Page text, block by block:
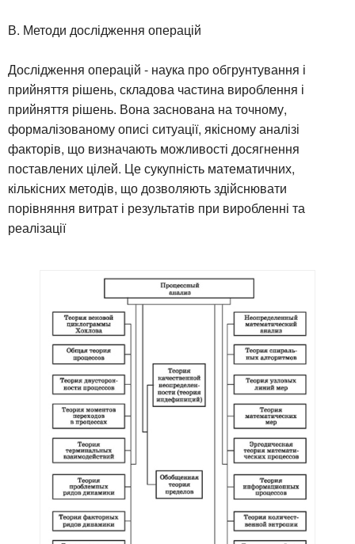
В. Методи дослідження операцій
Дослідження операцій - наука про обгрунтування і
прийняття рішень, складова частина вироблення і
прийняття рішень. Вона заснована на точному,
формалізованому описі ситуації, якісному аналізі
факторів, що визначають можливості досягнення
поставлених цілей. Це сукупність математичних,
кількісних методів, що дозволяють здійснювати
порівняння витрат і результатів при виробленні та
реалізації